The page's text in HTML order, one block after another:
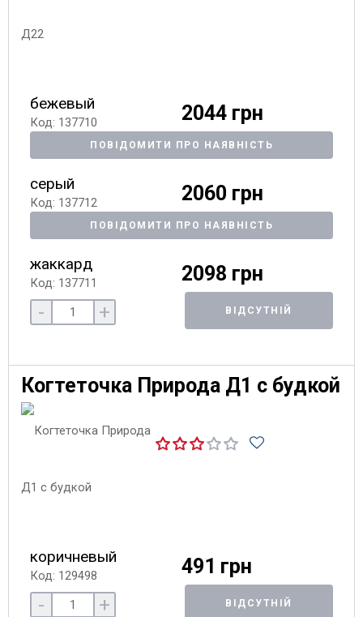
бежевый
Код: 137710 2044 грн
ПОВІДОМИТИ ПРО НАЯВНІСТЬ
серый
Код: 137712 2060 грн
ПОВІДОМИТИ ПРО НАЯВНІСТЬ
жаккард
Код: 137711 2098 грн
- + ВІДСУТНІЙ
Когтеточка Природа Д1 с будкой
коричневый
Код: 129498 491 грн
- + ВІДСУТНІЙ